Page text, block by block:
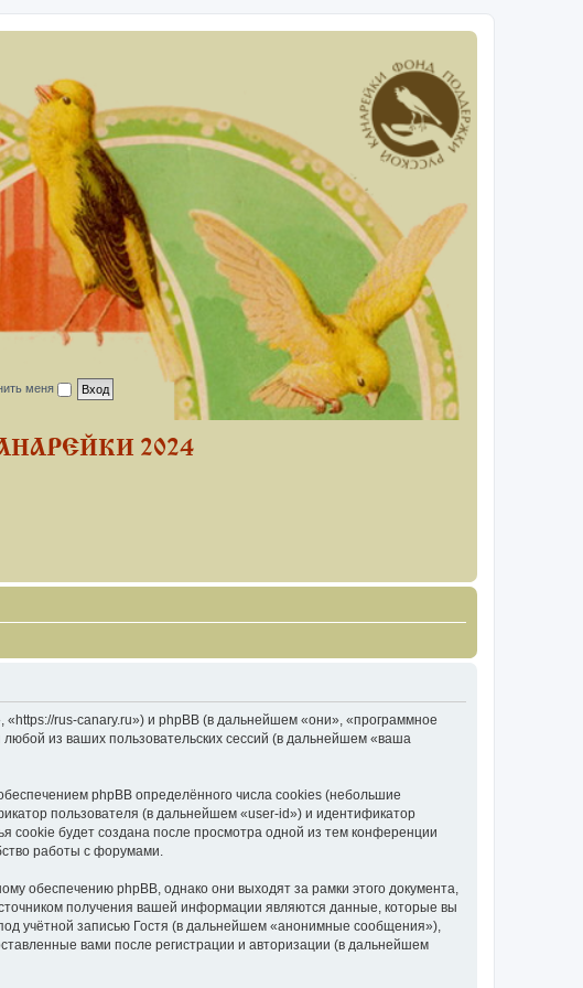
меня
2024
rus-canary.ru») и phpBB (в дальнейшем «они», «программное
из ваших пользовательских сессий (в дальнейшем «ваша
phpBB определённого числа cookies (небольшие
пользователя (в дальнейшем «user-id») и идентификатор
cookie будет создана после просмотра одной из тем конференции
работы с форумами.
обеспечению phpBB, однако они выходят за рамки этого документа,
получения вашей информации являются данные, которые вы
учётной записью Гостя (в дальнейшем «анонимные сообщения»),
вами после регистрации и авторизации (в дальнейшем